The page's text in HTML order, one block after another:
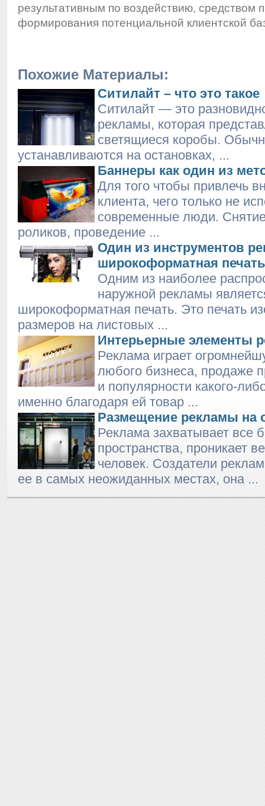
результативным по воздействию, средством
формирования потенциальной клиентской
Похожие Материалы:
Ситилайт – что это такое
Ситилайт — это
рекламы, которая
светящиеся коробы.
устанавливаются на остановках, ...
Баннеры как один из
Для того чтобы привлечь
клиента, чего только не
современные люди.
роликов, проведение ...
Один из инструментов
широкоформатная печать
Одним из наиболее
наружной рекламы
широкоформатная печать. Это печать
размеров на листовых ...
Интерьерные элементы
Реклама играет
любого бизнеса, продаже
и популярности какого-
именно благодаря ей товар ...
Размещение рекламы на
Реклама захватывает все
пространства, проникает
человек. Создатели
ее в самых неожиданных местах, она ...